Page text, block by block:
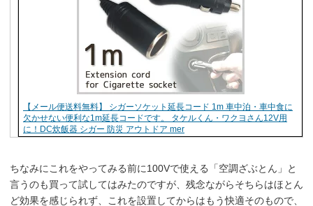
【メール便送料無料】 シガーソケット延長コード 1m 車中泊・車中食に
欠かせない便利な1m延長コードです。 タケルくん・ワクヨさん12V用
に！DC炊飯器 シガー 防災 アウトドア mer
ちなみにこれをやってみる前に100Vで使える「空調ざぶとん」と
言うのも買って試してはみたのですが、残念ながらそちらはほとん
ど効果を感じられず、これを設置してからはもう快適そのもので、